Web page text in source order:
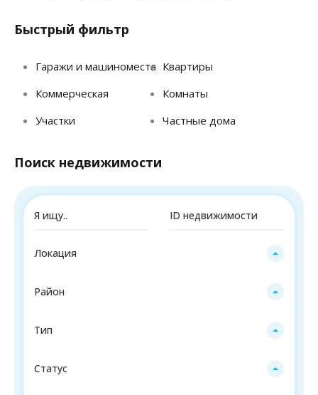
Быстрый фильтр
Гаражи и машиноместа Квартиры
Коммерческая
Комнаты
Участки
Частные дома
Поиск недвижимости
Локация
Район
Тип
Статус